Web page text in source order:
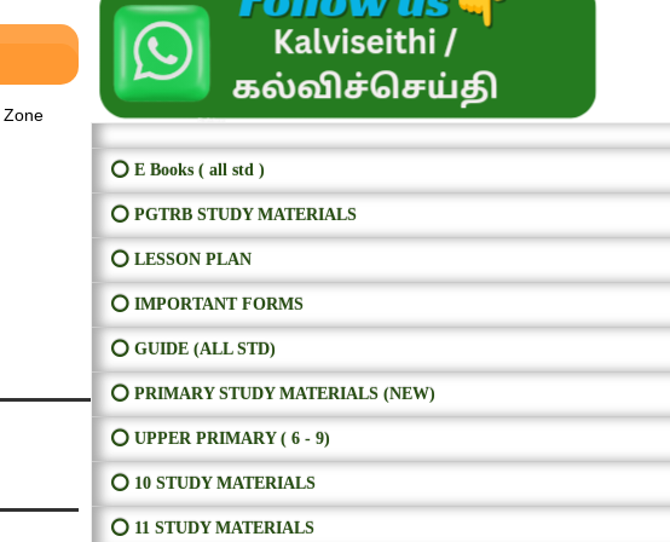
Zone
⭕ E Books ( all std )
⭕ PGTRB STUDY MATERIALS
⭕ LESSON PLAN
⭕ IMPORTANT FORMS
⭕ GUIDE (ALL STD)
⭕ PRIMARY STUDY MATERIALS (NEW)
⭕ UPPER PRIMARY ( 6 - 9)
⭕ 10 STUDY MATERIALS
⭕ 11 STUDY MATERIALS